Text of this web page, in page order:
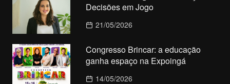
Decisões em Jogo
21/05/2026
Congresso Brincar: a educação
ganha espaço na Expoingá
14/05/2026